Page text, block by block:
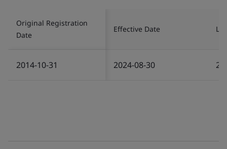
Original Registration
Date
Effective Date
2014-10-31 2024-08-30